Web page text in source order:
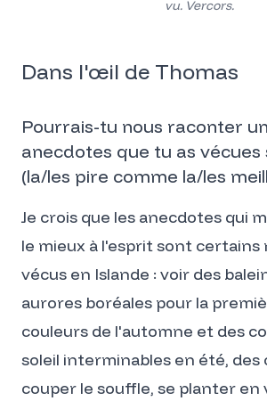
vu. Vercors.
Dans l'œil de Thomas
Pourrais-tu nous raconter
anecdotes que tu as
(la/les pire comme la/les
Je crois que les anecdotes qui
le mieux à l'esprit sont
vécus en Islande : voir des
aurores boréales pour la
couleurs de l'automne et des
soleil interminables en été, des
couper le souffle, se planter en